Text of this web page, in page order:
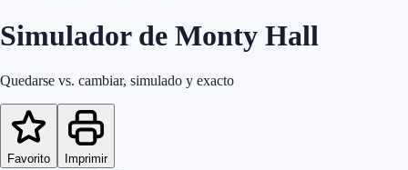
Simulador de Monty Hall
Quedarse vs. cambiar, simulado y exacto
Favorito Imprimir